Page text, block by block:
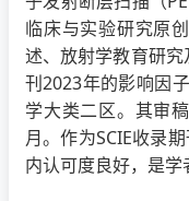
临床与实验研究原
述、放射学教育研
刊2023年的影响因
学大类二区。其审
月。作为SCIE收录
内认可度良好，是学